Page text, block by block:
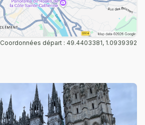
Coordonnées départ : 49.4403381, 1.0939392